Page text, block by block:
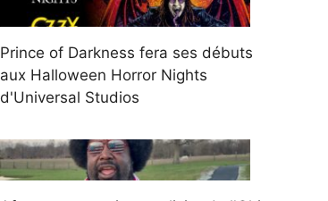
Prince of Darkness fera ses débuts
aux Halloween Horror Nights
d'Universal Studios